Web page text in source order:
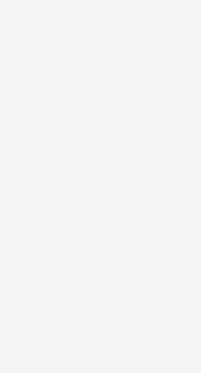
khiến
Suy
phổ biến
dụng
Thiếu i-ốt
Hoa Kỳ
Các